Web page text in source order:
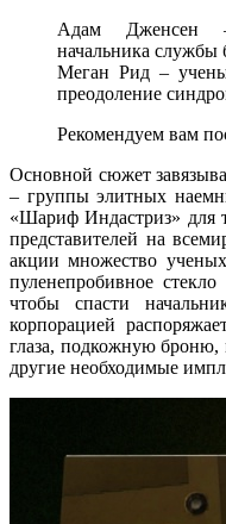
Адам Дженсен
начальника службы
Меган Рид –
преодоление
Рекомендуем вам
Основной сюжет
– группы элитных
«Шариф Индастриз» для
представителей на
акции множество
пуленепробивное
чтобы спасти
корпорацией
глаза, подкожную броню,
другие необходимые